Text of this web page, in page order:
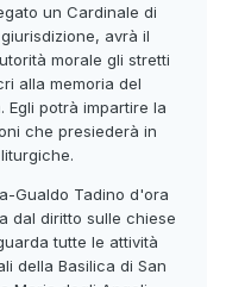
un Cardinale di
avrà il
morale gli stretti
alla memoria del
Egli potrà impartire la
che presiederà in
Gualdo Tadino d'ora
dal diritto sulle chiese
tutte le attività
della Basilica di San